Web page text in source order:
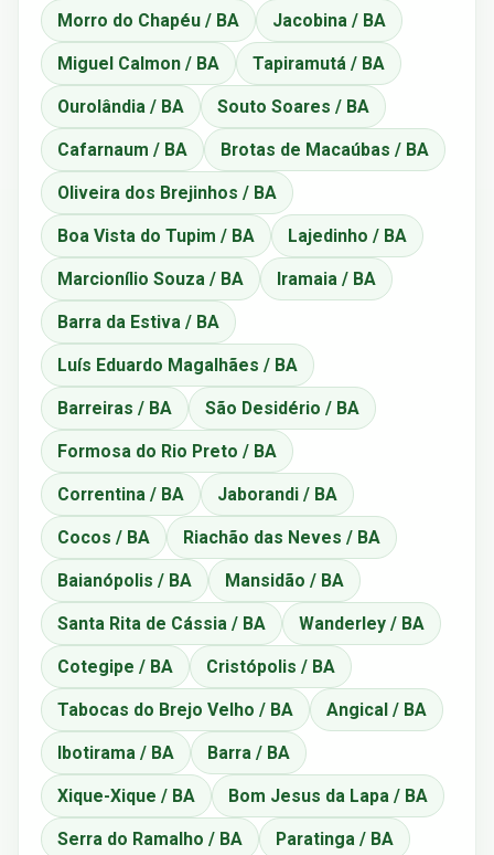
Morro do Chapéu / BA Jacobina / BA
Miguel Calmon / BA Tapiramutá / BA
Ourolândia / BA Souto Soares / BA
Cafarnaum / BA Brotas de Macaúbas / BA
Oliveira dos Brejinhos / BA
Boa Vista do Tupim / BA Lajedinho / BA
Marcionílio Souza / BA Iramaia / BA
Barra da Estiva / BA
Luís Eduardo Magalhães / BA
Barreiras / BA São Desidério / BA
Formosa do Rio Preto / BA
Correntina / BA Jaborandi / BA
Cocos / BA Riachão das Neves / BA
Baianópolis / BA Mansidão / BA
Santa Rita de Cássia / BA Wanderley / BA
Cotegipe / BA Cristópolis / BA
Tabocas do Brejo Velho / BA Angical / BA
Ibotirama / BA Barra / BA
Xique-Xique / BA Bom Jesus da Lapa / BA
Serra do Ramalho / BA Paratinga / BA